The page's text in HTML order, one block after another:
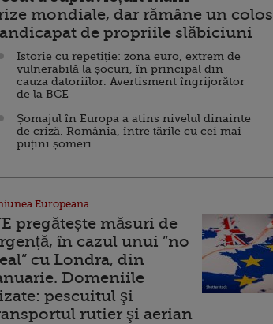
mondiale, dar rămâne un colos
de propriile slăbiciuni
Istorie cu repetiție: zona euro, extrem de
vulnerabilă la șocuri, în principal din
cauza datoriilor. Avertisment îngrijorător
de la BCE
Șomajul în Europa a atins nivelul dinainte
de criză. România, între țările cu cei mai
puțini șomeri
Europeana
pregătește măsuri de
în cazul unui ”no
cu Londra, din
Domeniile
pescuitul şi
rutier şi aerian